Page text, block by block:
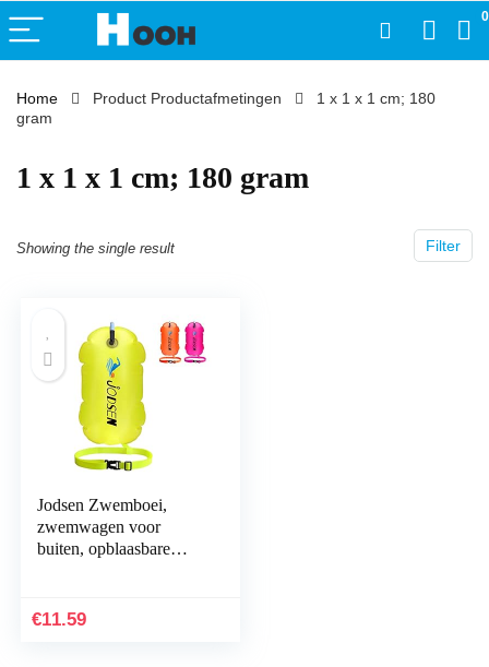
0
Home Product Productafmetingen
‎1 x 1 x 1 cm; 180
gram
‎1 x 1 x 1 cm; 180 gram
Filter
Showing the single result
Jodsen Zwemboei,
zwemwagen voor
buiten, opblaasbare
triatlon, sport,
€11.59